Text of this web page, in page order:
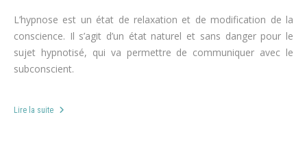
L’hypnose est un état de relaxation et de modification de la
conscience. Il s’agit d’un état naturel et sans danger pour le
sujet hypnotisé, qui va permettre de communiquer avec le
subconscient.
Lire la suite